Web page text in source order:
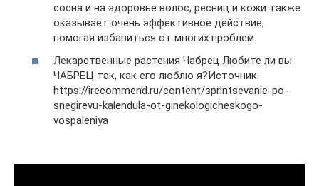
сосна и на здоровье волос, ресниц и кожи также
оказывает очень эффективное действие,
помогая избавиться от многих проблем.
Лекарственные растения Чабрец Любите ли вы
ЧАБРЕЦ так, как его люблю я?Источник:
https://irecommend.ru/content/sprintsevanie-po-
snegirevu-kalendula-ot-ginekologicheskogo-
vospaleniya